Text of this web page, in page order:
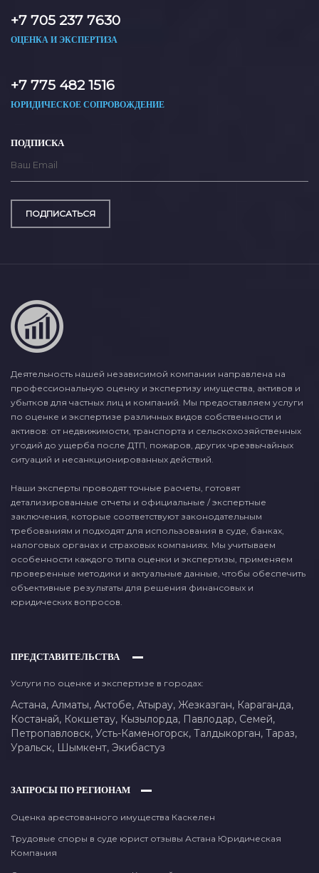
+7 705 237 7630
ОЦЕНКА И ЭКСПЕРТИЗА
+7 775 482 1516
ЮРИДИЧЕСКОЕ СОПРОВОЖДЕНИЕ
ПОДПИСКА
ПОДПИСАТЬСЯ
Деятельность нашей независимой компании направлена на
профессиональную оценку и экспертизу имущества, активов и
убытков для частных лиц и компаний. Мы предоставляем услуги
по оценке и экспертизе различных видов собственности и
активов: от недвижимости, транспорта и сельскохозяйственных
угодий до ущерба после ДТП, пожаров, других чрезвычайных
ситуаций и несанкционированных действий.
Наши эксперты проводят точные расчеты, готовят
детализированные отчеты и официальные / экспертные
заключения, которые соответствуют законодательным
требованиям и подходят для использования в суде, банках,
налоговых органах и страховых компаниях. Мы учитываем
особенности каждого типа оценки и экспертизы, применяем
проверенные методики и актуальные данные, чтобы обеспечить
объективные результаты для решения финансовых и
юридических вопросов.
ПРЕДСТАВИТЕЛЬСТВА
Услуги по оценке и экспертизе в городах:
Астана, Алматы, Актобе, Атырау, Жезказган, Караганда,
Костанай, Кокшетау, Кызылорда, Павлодар, Семей,
Петропавловск, Усть-Каменогорск, Талдыкорган, Тараз,
Уральск, Шымкент, Экибастуз
ЗАПРОСЫ ПО РЕГИОНАМ
Оценка арестованного имущества Каскелен
Трудовые споры в суде юрист отзывы Астана Юридическая
Компания